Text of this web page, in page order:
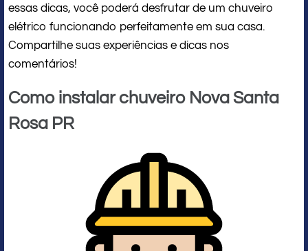
essas dicas, você poderá desfrutar de um chuveiro
elétrico funcionando perfeitamente em sua casa.
Compartilhe suas experiências e dicas nos
comentários!
Como instalar chuveiro Nova Santa
Rosa PR